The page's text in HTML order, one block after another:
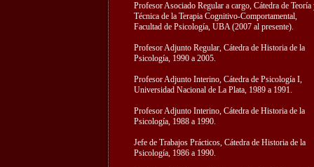
Profesor Asociado Regular a cargo, Cátedra de Teoría
Técnica de la Terapia Cognitivo-Comportamental,
Facultad de Psicología, UBA (2007 al presente).
Profesor Adjunto Regular, Cátedra de Historia de la
Psicología, 1990 a 2005.
Profesor Adjunto Interino, Cátedra de Psicología I,
Universidad Nacional de La Plata, 1989 a 1991.
Profesor Adjunto Interino, Cátedra de Historia de la
Psicología, 1988 a 1990.
Jefe de Trabajos Prácticos, Cátedra de Historia de la
Psicología, 1986 a 1990.